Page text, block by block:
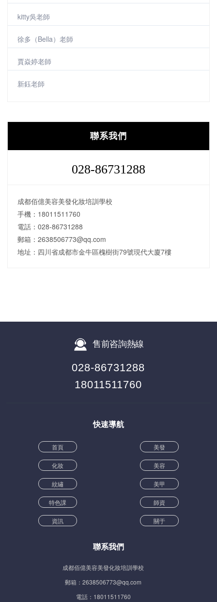
kitty吳老師
徐多（Bella）老師
賈焱婷老師
新鈺老師
聯系我們
028-86731288
成都佰億美容美發化妝培訓學校
手機：18011511760
電話：028-86731288
郵箱：2638506773@qq.com
地址：四川省成都市金牛區槐樹街79號現代大廈7樓
售前咨詢熱線
028-86731288
18011511760
快速導航
首頁 美發
化妝 美容
紋繡 美甲
特色課 師資
資訊 關于
聯系我們
成都佰億美容美發化妝培訓學校
郵箱：2638506773@qq.com
電話：18011511760